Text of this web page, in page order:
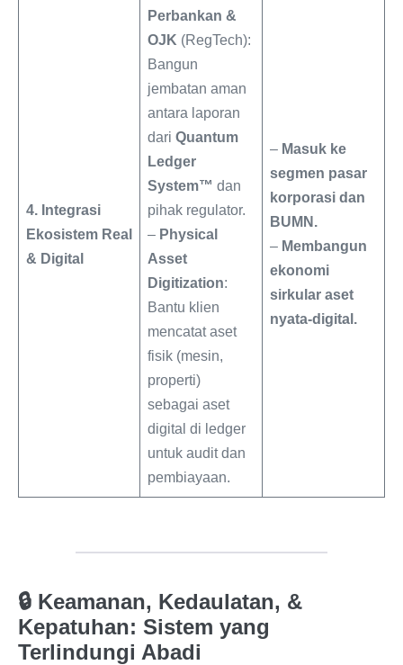
4. Integrasi
Ekosistem Real
& Digital
Perbankan &
OJK (RegTech):
Bangun
jembatan aman
antara laporan
dari Quantum
Ledger
System™ dan
pihak regulator.
– Physical
Asset
Digitization:
Bantu klien
mencatat aset
fisik (mesin,
properti)
sebagai aset
digital di ledger
untuk audit dan
pembiayaan.
– Masuk ke
segmen pasar
korporasi dan
BUMN.
– Membangun
ekonomi
sirkular aset
nyata-digital.
🔒 Keamanan, Kedaulatan, &
Kepatuhan: Sistem yang
Terlindungi Abadi